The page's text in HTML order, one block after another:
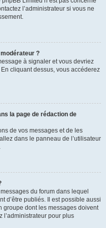
l’administrateur si vous ne
?
à signaler et vous devriez
cliquant dessus, vous accéderez
la page de rédaction de
de vos messages et de les
dans le panneau de l’utilisateur
du forum dans lequel
d’être publiés. Il est possible aussi
groupe dont les messages doivent
l’administrateur pour plus